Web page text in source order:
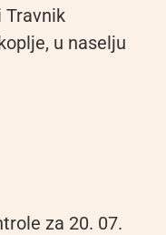
Travnik
u naselju
za 20. 07.